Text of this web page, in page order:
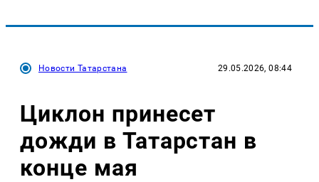
Новости Татарстана 29.05.2026, 08:44
Циклон принесет
дожди в Татарстан в
конце мая